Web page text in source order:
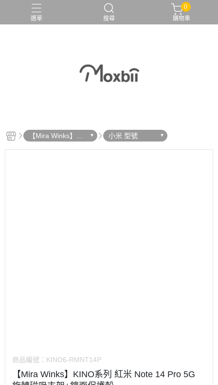
選單 搜尋
0
購物車
【Mira Winks】鏡
面手機殼
小米 型號
商品編號： KINO6-RMNT14P
【Mira Winks】KINO系列 紅米 Note 14 Pro 5G